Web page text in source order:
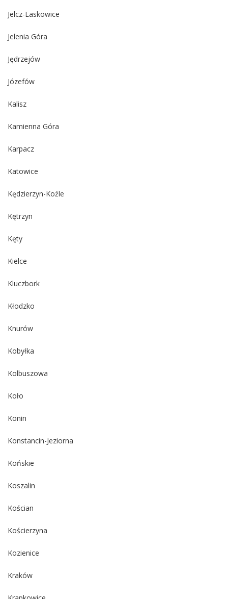
Jelcz-Laskowice
Jelenia Góra
Jędrzejów
Józefów
Kalisz
Kamienna Góra
Karpacz
Katowice
Kędzierzyn-Koźle
Kętrzyn
Kęty
Kielce
Kluczbork
Kłodzko
Knurów
Kobyłka
Kolbuszowa
Koło
Konin
Konstancin-Jeziorna
Końskie
Koszalin
Kościan
Kościerzyna
Kozienice
Kraków